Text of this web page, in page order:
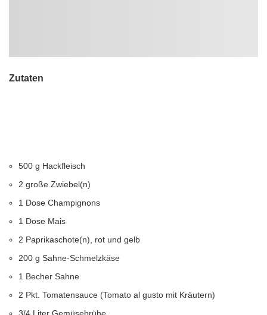
Zutaten
500 g Hackfleisch
2 große Zwiebel(n)
1 Dose Champignons
1 Dose Mais
2 Paprikaschote(n), rot und gelb
200 g Sahne-Schmelzkäse
1 Becher Sahne
2 Pkt. Tomatensauce (Tomato al gusto mit Kräutern)